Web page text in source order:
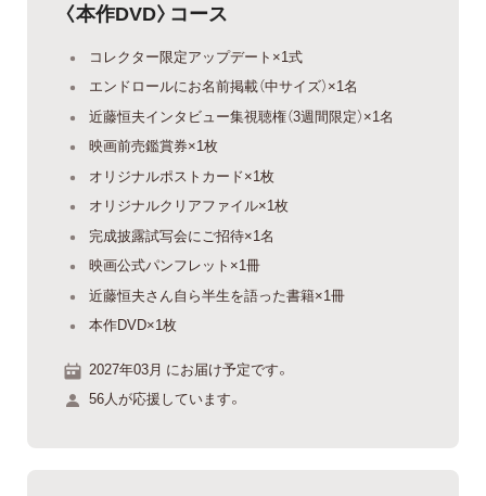
〈本作DVD〉コース
コレクター限定アップデート×1式
エンドロールにお名前掲載（中サイズ）×1名
近藤恒夫インタビュー集視聴権（3週間限定）×1名
映画前売鑑賞券×1枚
オリジナルポストカード×1枚
オリジナルクリアファイル×1枚
完成披露試写会にご招待×1名
映画公式パンフレット×1冊
近藤恒夫さん自ら半生を語った書籍×1冊
本作DVD×1枚
2027年03月 にお届け予定です。
56人が応援しています。